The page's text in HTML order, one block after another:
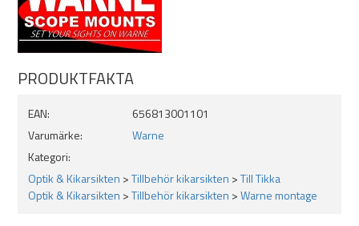
PRODUKTFAKTA
EAN:
656813001101
Varumärke:
Warne
Kategori:
Optik & Kikarsikten >Tillbehör kikarsikten >Till Tikka
Optik & Kikarsikten >Tillbehör kikarsikten >Warne montage